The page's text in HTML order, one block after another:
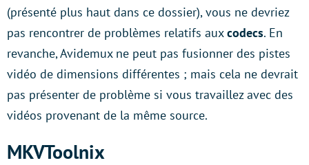
(présenté plus haut dans ce dossier), vous ne devriez
pas rencontrer de problèmes relatifs auxcodecs. En
revanche, Avidemux ne peut pas fusionner des pistes
vidéo de dimensions différentes ; mais cela ne devrait
pas présenter de problème si vous travaillez avec des
vidéos provenant de la même source.
MKVToolnix